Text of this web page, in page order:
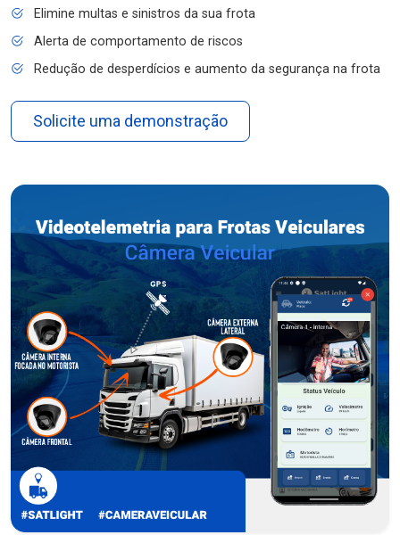
Elimine multas e sinistros da sua frota
Alerta de comportamento de riscos
Redução de desperdícios e aumento da segurança na frota
Solicite uma demonstração